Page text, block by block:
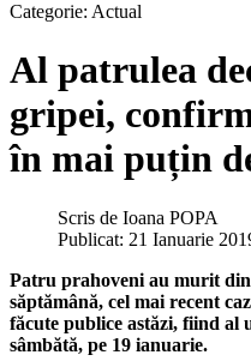
Categorie: Actual
Al patrulea
gripei,
în mai puțin
Scris de Ioana POPA
Publicat: 21 Ianuarie
Patru prahoveni au murit
săptămână, cel mai recent
făcute publice astăzi, fiind al
sâmbătă, pe 19 ianuarie.